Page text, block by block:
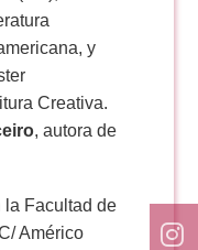
y
Creativa.
, autora de
la Facultad de
Américo